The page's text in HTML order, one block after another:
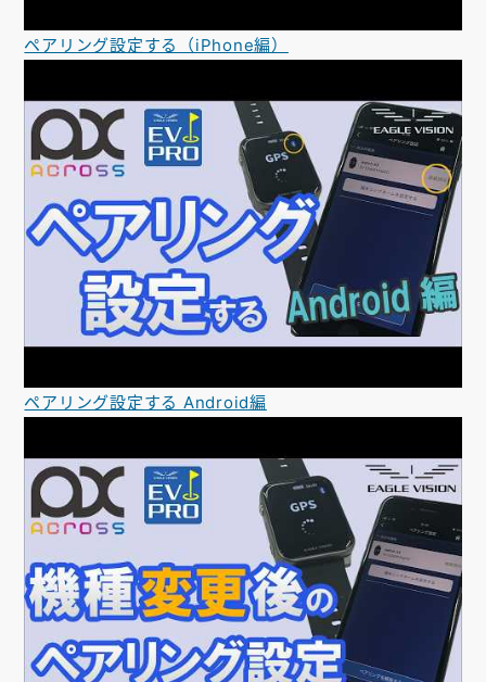
ペアリング設定する（iPhone編）
ペアリング設定する Android編